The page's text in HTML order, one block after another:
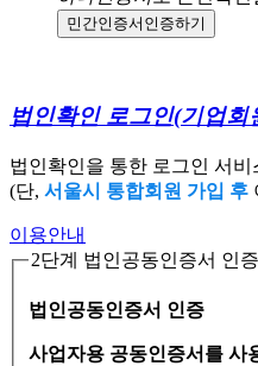
민간인증서 인증하기
법인확인 로그인(기업회
법인확인을 통한 로그인 서비
(단, 서울시 통합회원 가입 후
이용안내
2단계 법인공동인증서 인증
법인공동인증서 인증
사업자용 공동인증서를 사